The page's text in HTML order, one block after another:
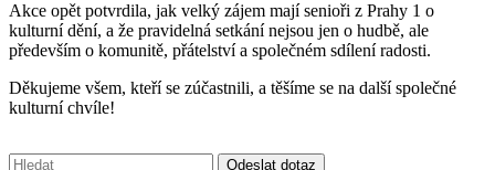
Akce opět potvrdila, jak velký zájem mají senioři z Prahy 1 o
kulturní dění, a že pravidelná setkání nejsou jen o hudbě, ale
především o komunitě, přátelství a společném sdílení radosti.
Děkujeme všem, kteří se zúčastnili, a těšíme se na další společné
kulturní chvíle!
Vyhledávání: Odeslat dotaz